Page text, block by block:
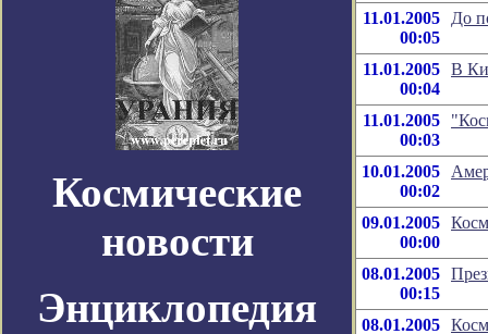
Космические
новости
Энциклопедия
11.01.2005
00:05
До
11.01.2005
00:04
В
11.01.2005
00:03
10.01.2005
00:02
09.01.2005
00:00
08.01.2005
00:15
08.01.2005